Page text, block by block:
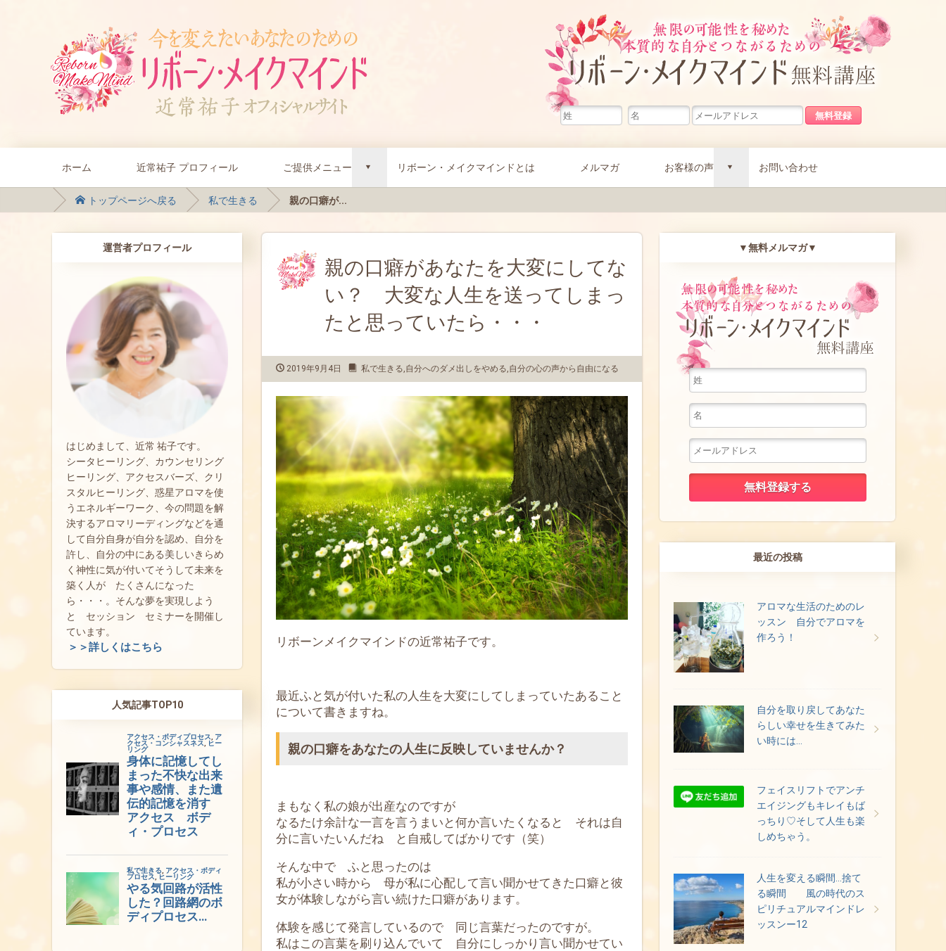
ホーム 近常祐子 プロフィール ご提供メニュー d リボーン・メイクマインドとは メルマガ お客様の声 d お問い合わせ
トップページへ戻る 私で生きる 親の口癖が...
親の口癖があなたを大変にしてな
い？ 大変な人生を送ってしまっ
たと思っていたら・・・
2019年9月4日 私で生きる,自分へのダメ出しをやめる,自分の心の声から自由になる
リボーンメイクマインドの近常祐子です。
最近ふと気が付いた私の人生を大変にしてしまっていたあること
について書きますね。
親の口癖をあなたの人生に反映していませんか？
まもなく私の娘が出産なのですが
なるたけ余計な一言を言うまいと何か言いたくなると それは自
分に言いたいんだね と自戒してばかりです（笑）
そんな中で ふと思ったのは
私が小さい時から 母が私に心配して言い聞かせてきた口癖と彼
女が体験しながら言い続けた口癖があります。
体験を感じて発言しているので 同じ言葉だったのですが。
私はこの言葉を刷り込んでいて 自分にしっかり言い聞かせてい
運営者プロフィール
はじめまして、近常 祐子です。
シータヒーリング、カウンセリング
ヒーリング、アクセスバーズ、クリ
スタルヒーリング、惑星アロマを使
うエネルギーワーク、今の問題を解
決するアロマリーディングなどを通
して自分自身が自分を認め、自分を
許し、自分の中にある美しいきらめ
く神性に気が付いてそうして未来を
築く人が たくさんになった
ら・・・。そんな夢を実現しよう
と セッション セミナーを開催し
ています。
＞＞詳しくはこちら
人気記事TOP10
▼無料メルマガ▼
最近の投稿
アロマな生活のためのレ
ッスン 自分でアロマを
作ろう！
自分を取り戻してあなた
らしい幸せを生きてみた
い時には…
フェイスリフトでアンチ
エイジングもキレイもば
っちり♡そして人生も楽
しめちゃう。
人生を変える瞬間…捨て
る瞬間 風の時代のス
ピリチュアルマインドレ
ッスンー12